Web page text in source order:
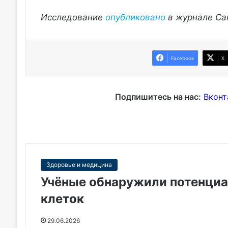
Исследование опубликованов журнале
Facebook X
Подпишитесь на нас: